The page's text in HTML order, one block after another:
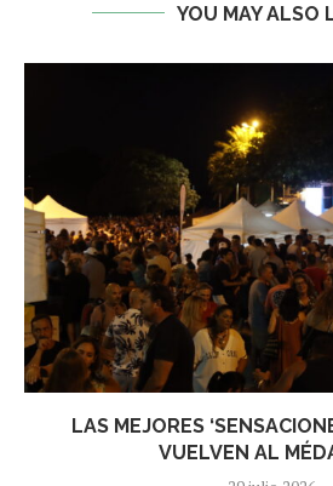
YOU MAY ALSO
LAS MEJORES
VUELVEN AL